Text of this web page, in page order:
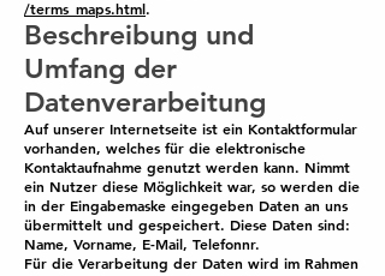
/terms_maps.html.
Beschreibung und
Umfang der
Datenverarbeitung
Auf unserer Internetseite ist ein Kontaktformular
vorhanden, welches für die elektronische
Kontaktaufnahme genutzt werden kann. Nimmt
ein Nutzer diese Möglichkeit war, so werden die
in der Eingabemaske eingegeben Daten an uns
übermittelt und gespeichert. Diese Daten sind:
Name, Vorname, E-Mail, Telefonnr.
Für die Verarbeitung der Daten wird im Rahmen